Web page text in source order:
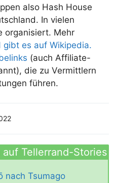
also Hash House
In vielen
organisiert. Mehr
es auf Wikipedia.
(auch Affiliate-
die zu Vermittlern
führen.
Tellerrand-Stories
nach Tsumago